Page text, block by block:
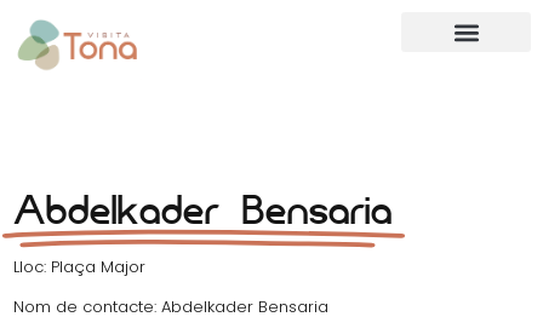
Abdelkader Bensaria
Lloc: Plaça Major
Nom de contacte: Abdelkader Bensaria